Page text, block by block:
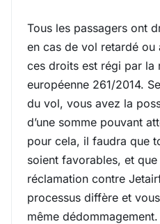
Tous les passagers ont
en cas de vol retardé ou
ces droits est régi par la
européenne 261/2014.
du vol, vous avez la
d’une somme pouvant
pour cela, il faudra que
soient favorables, et
réclamation contre
processus diffère et
même dédommagement.